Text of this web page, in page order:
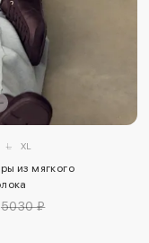
L XL
из мягкого
5030 ₽